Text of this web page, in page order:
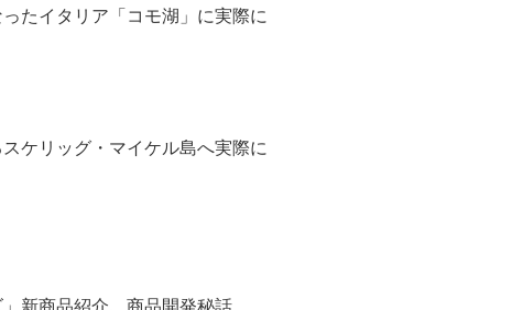
たイタリア「コモ湖」に実際に
ケリッグ・マイケル島へ実際に
新商品紹介、商品開発秘話